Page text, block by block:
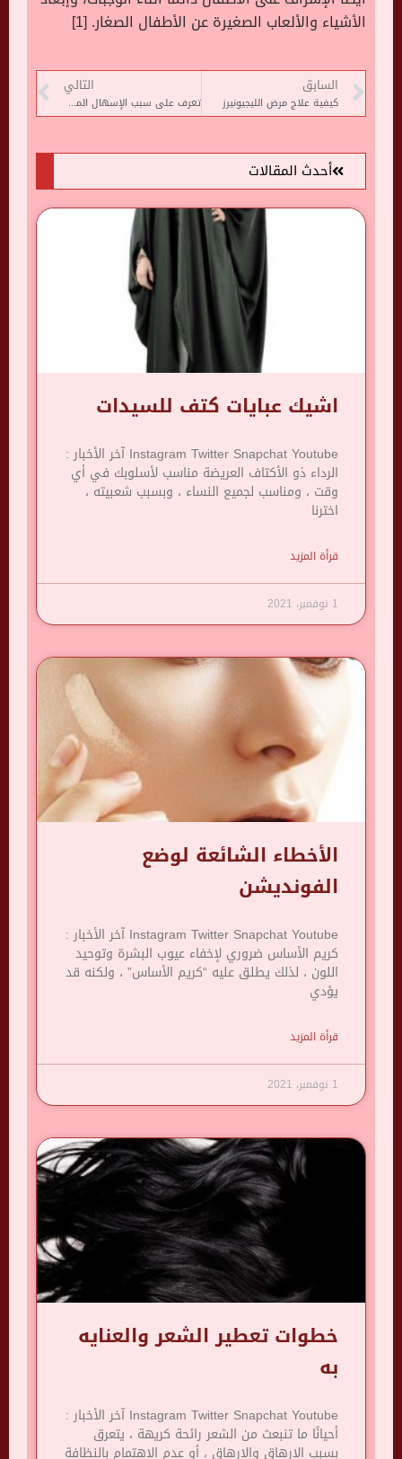
الأشياء والألعاب الصغيرة عن الأطفال الصغار. [1]
السابق
كيفية علاج مرض الليجيونيرز
التالي
تعرف على سبب الإسهال المداري
أحدث المقالات
اشيك عبايات كتف للسيدات
Instagram Twitter Snapchat Youtube آخر الأخبار :
الرداء ذو ​​الأكتاف العريضة مناسب لأسلوبك في أي
وقت ، ومناسب لجميع النساء ، وبسبب شعبيته ،
اخترنا
قرأة المزيد
1 نوفمبر، 2021
الأخطاء الشائعة لوضع
الفونديشن
Instagram Twitter Snapchat Youtube آخر الأخبار :
كريم الأساس ضروري لإخفاء عيوب البشرة وتوحيد
اللون ، لذلك يطلق عليه “كريم الأساس” ، ولكنه قد
يؤدي
قرأة المزيد
1 نوفمبر، 2021
خطوات تعطير الشعر والعنايه
به
Instagram Twitter Snapchat Youtube آخر الأخبار :
أحيانًا ما تنبعث من الشعر رائحة كريهة ، يتعرق
بسبب الإرهاق والإرهاق ، أو عدم الاهتمام بالنظافة